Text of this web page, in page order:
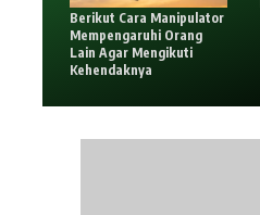
Berikut Cara Manipulator
Mempengaruhi Orang
Lain Agar Mengikuti
Kehendaknya